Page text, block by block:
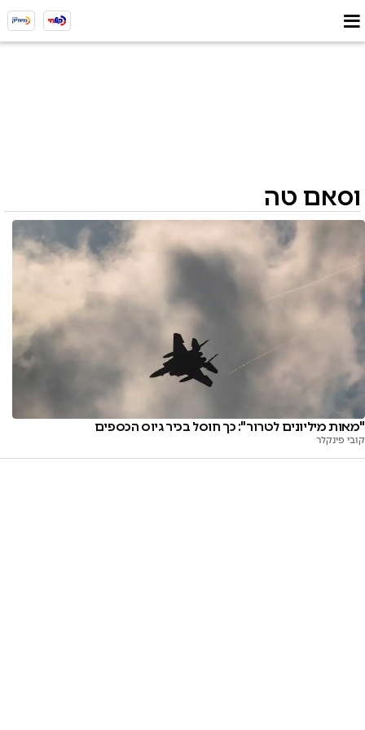
וסאם טה
"מאות מיליונים לטרור": כך חוסל בכיר גיוס הכספים
קובי פינקלר